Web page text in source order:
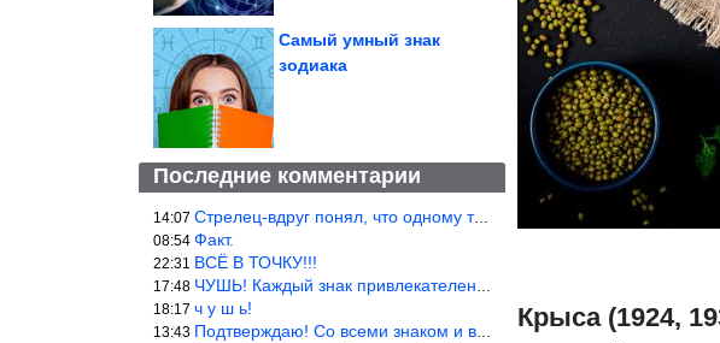
Самый умный знак
зодиака
Последние комментарии
14:07 Стрелец-вдруг понял, что одному то и жить легче.
08:54 Факт.
22:31 ВСЁ В ТОЧКУ!!!
17:48 ЧУШЬ! Каждый знак привлекателен! И среди Весов, Близнецов встреч
18:17 ч у ш ь!
13:43 Подтверждаю! Со всеми знаком и все одиноки и Я ))) Крыса (1924,